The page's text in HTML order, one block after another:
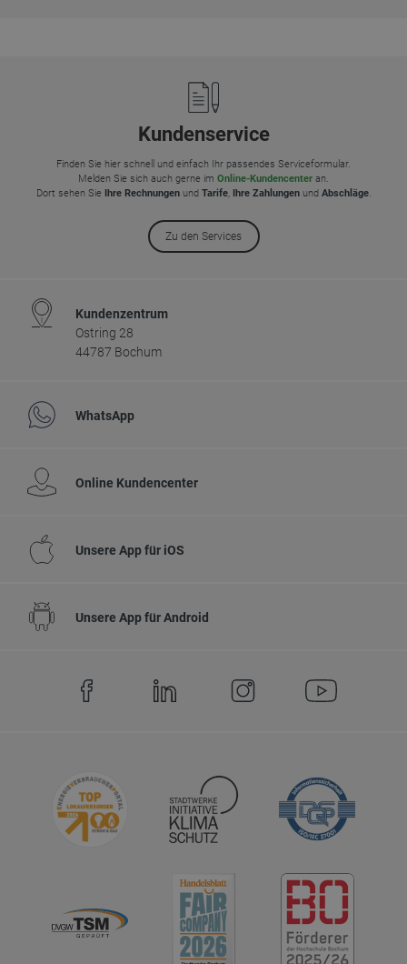
Kundenservice
Finden Sie hier schnell und einfach Ihr passendes Serviceformular.
Melden Sie sich auch gerne im Online-Kundencenter an.
Dort sehen Sie Ihre Rechnungenund Tarife, Ihre Zahlungenund Abschläge.
Zu den Services
Kundenzentrum
Ostring 28
44787 Bochum
WhatsApp
Online Kundencenter
Unsere App für iOS
Unsere App für Android